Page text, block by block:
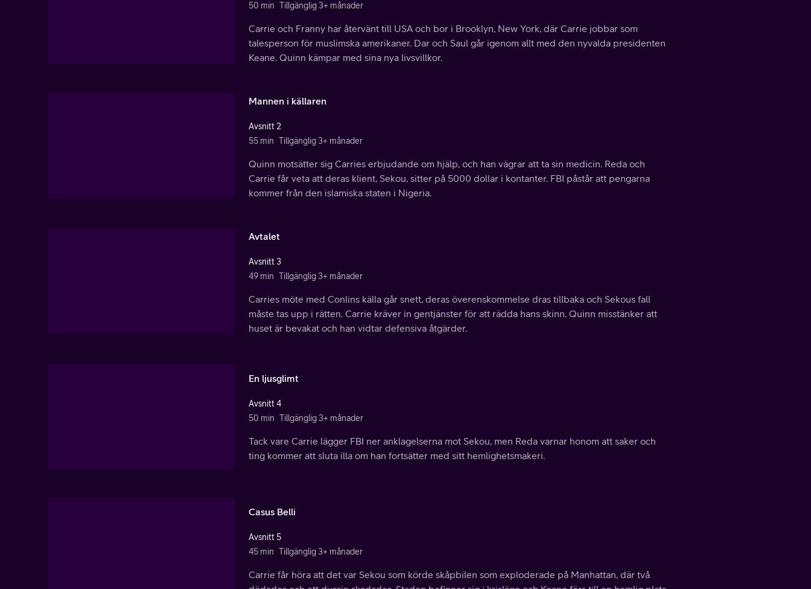
50 min Tillgänglig 3+ månader
Carrie och Franny har återvänt till USA och bor i Brooklyn, New York, där Carrie jobbar som
talesperson för muslimska amerikaner. Dar och Saul går igenom allt med den nyvalda presidenten
Keane. Quinn kämpar med sina nya livsvillkor.
Mannen i källaren
Avsnitt 2
55 min Tillgänglig 3+ månader
Quinn motsätter sig Carries erbjudande om hjälp, och han vägrar att ta sin medicin. Reda och
Carrie får veta att deras klient, Sekou, sitter på 5000 dollar i kontanter. FBI påstår att pengarna
kommer från den islamiska staten i Nigeria.
Avtalet
Avsnitt 3
49 min Tillgänglig 3+ månader
Carries möte med Conlins källa går snett, deras överenskommelse dras tillbaka och Sekous fall
måste tas upp i rätten. Carrie kräver in gentjänster för att rädda hans skinn. Quinn misstänker att
huset är bevakat och han vidtar defensiva åtgärder.
En ljusglimt
Avsnitt 4
50 min Tillgänglig 3+ månader
Tack vare Carrie lägger FBI ner anklagelserna mot Sekou, men Reda varnar honom att saker och
ting kommer att sluta illa om han fortsätter med sitt hemlighetsmakeri.
Casus Belli
Avsnitt 5
45 min Tillgänglig 3+ månader
Carrie får höra att det var Sekou som körde skåpbilen som exploderade på Manhattan, där två